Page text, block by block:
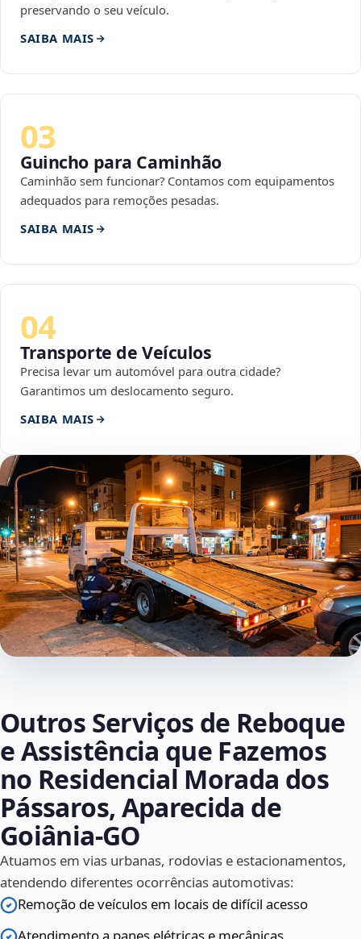
preservando o seu veículo.
SAIBA MAIS
03
Guincho para Caminhão
Caminhão sem funcionar? Contamos com equipamentos
adequados para remoções pesadas.
SAIBA MAIS
04
Transporte de Veículos
Precisa levar um automóvel para outra cidade?
Garantimos um deslocamento seguro.
SAIBA MAIS
Outros Serviços de Reboque
e Assistência que Fazemos
no Residencial Morada dos
Pássaros, Aparecida de
Goiânia‑GO
Atuamos em vias urbanas, rodovias e estacionamentos,
atendendo diferentes ocorrências automotivas:
Remoção de veículos em locais de difícil acesso